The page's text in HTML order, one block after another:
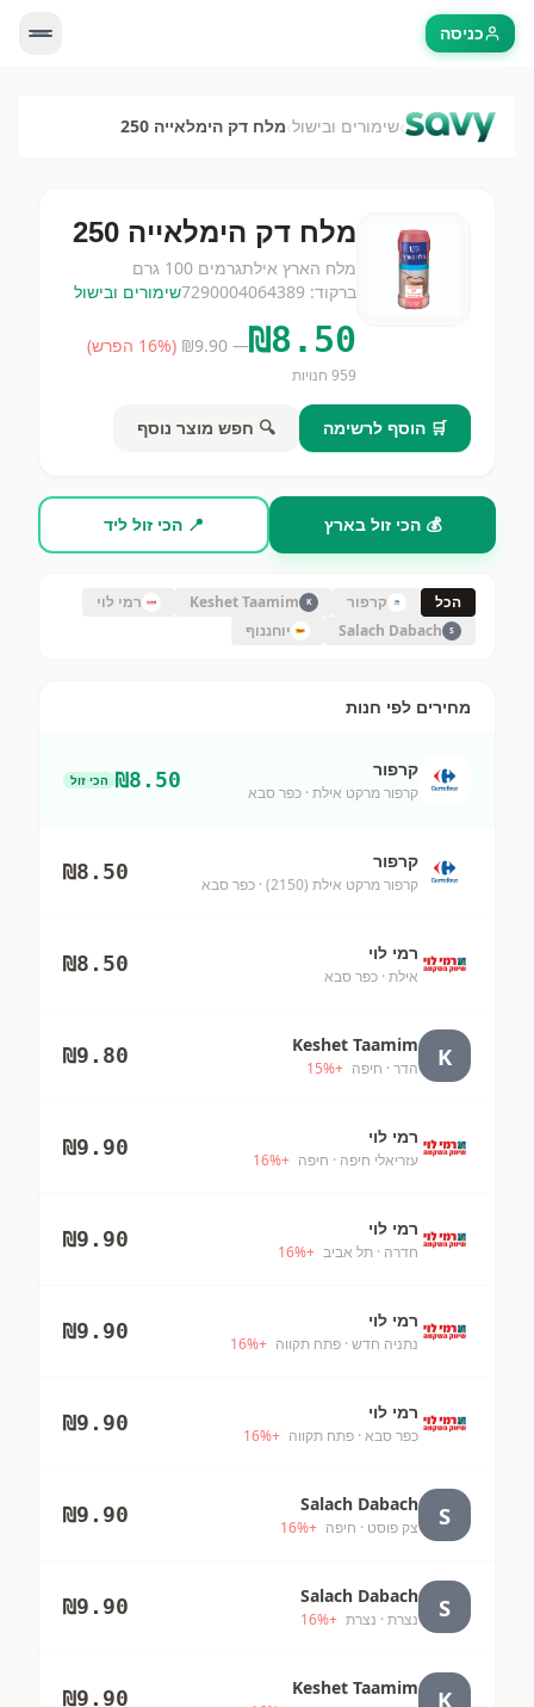
כניסה
›שימורים ובישול›מלח דק הימלאייה 250
מלח דק הימלאייה 250
מלח הארץ אילתגרמים 100 גרם
ברקוד: 7290004064389שימורים ובישול
₪8.50
— ₪
9.90
(
16% הפרש)
959 חנויות
🛒 הוסף לרשימה 🔍 חפש מוצר נוסף
💰 הכי זול בארץ 📍 הכי זול ליד
הכל קרפור K
Keshet Taamim רמי לוי
S
Salach Dabach יוחננוף
מחירים לפי חנות
קרפור
קרפור מרקט אילת · כפר סבא
₪8.50 הכי זול
קרפור
קרפור מרקט אילת (2150) · כפר סבא
₪8.50
רמי לוי
אילת · כפר סבא
₪8.50
K
Keshet Taamim
הדר · חיפה +
15%
₪9.80
רמי לוי
עזריאלי חיפה · חיפה +
16%
₪9.90
רמי לוי
חדרה · תל אביב +
16%
₪9.90
רמי לוי
נתניה חדש · פתח תקווה +
16%
₪9.90
רמי לוי
כפר סבא · פתח תקווה +
16%
₪9.90
S
Salach Dabach
צק פוסט · חיפה +
16%
₪9.90
S
Salach Dabach
נצרת · נצרת +
16%
₪9.90
K
Keshet Taamim
₪9.90